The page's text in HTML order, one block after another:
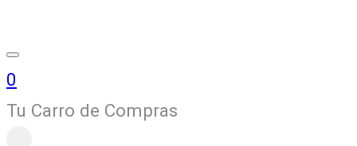
0
Tu Carro de Compras